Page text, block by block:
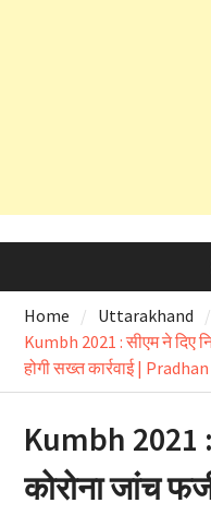
Home
Uttarakhand
Kumbh 2021 : सीएम ने दिए
होगी सख्‍त कार्रवाई |
Kumbh 2021 :
कोरोना जांच